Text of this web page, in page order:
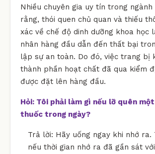
Nhiều chuyên gia uy tín trong
rằng, thói quen chủ quan và thiếu
xác về chế độ dinh dưỡng khoa học
nhân hàng đầu dẫn đến thất bại
lập sự an toàn. Do đó, việc trang bị
thành phần hoạt chất đã qua kiểm
được đặt lên hàng đầu.
Hỏi: Tôi phải làm gì nếu lỡ quên
thuốc trong ngày?
Trả lời: Hãy uống ngay khi nhớ ra.
nếu thời gian nhớ ra đã gần sát